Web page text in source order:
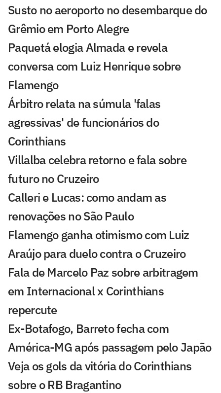
Susto no aeroporto no desembarque do
Grêmio em Porto Alegre
Paquetá elogia Almada e revela
conversa com Luiz Henrique sobre
Flamengo
Árbitro relata na súmula 'falas
agressivas' de funcionários do
Corinthians
Villalba celebra retorno e fala sobre
futuro no Cruzeiro
Calleri e Lucas: como andam as
renovações no São Paulo
Flamengo ganha otimismo com Luiz
Araújo para duelo contra o Cruzeiro
Fala de Marcelo Paz sobre arbitragem
em Internacional x Corinthians
repercute
Ex-Botafogo, Barreto fecha com
América-MG após passagem pelo Japão
Veja os gols da vitória do Corinthians
sobre o RB Bragantino